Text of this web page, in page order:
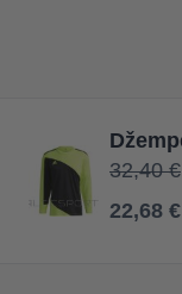
32,40 €
22,68 €